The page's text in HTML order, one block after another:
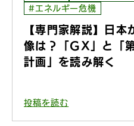
#エネルギー危機
【専門家解説】日本
像は？「GX」と「
計画」を読み解く
投稿を読む